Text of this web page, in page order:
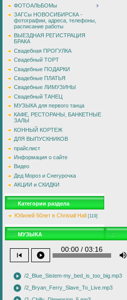
ФОТОАЛЬБОМы
ЗАГСы НОВОСИБИРСКА -
фотографии, адреса, телефоны,
расписание работы
ВЫЕЗДНАЯ РЕГИСТРАЦИЯ
БРАКА
Свадебная ПРОГУЛКА
Свадебный ТОРТ
Свадебные ПОДАРКИ
Свадебные ПЛАТЬЯ
Свадебные ЛИМУЗИНЫ
Свадебный ТАНЕЦ
МУЗЫКА для первого танца
КАФЕ, РЕСТОРАНЫ, БАНКЕТНЫЕ
ЗАЛЫ
КОННЫЙ КОРТЕЖ
ДЛЯ ВЫПУСКНИКОВ
прайслист
Информация о сайте
Видео
Дед Мороз и Снегурочка
АКЦИИ и СКИДКИ
Категории раздела
Юбилей 50лет в Christall Hall [119]
МУЗЫКА
skip_previous play_circle
00:00 / 03:16
volume_up
play_circle /2_Blue_Sistem-my_bed_is_too_big.mp3
play_circle /2_Bryan_Ferry_Slave_To_Live.mp3